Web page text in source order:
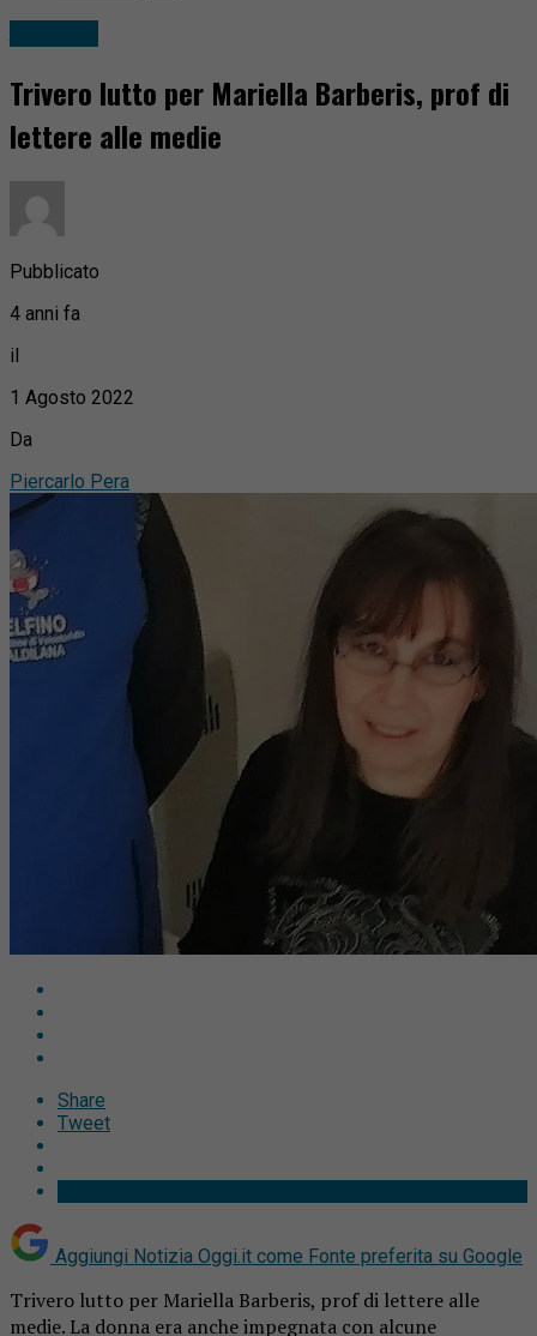
Trivero lutto per Mariella Barberis, prof di
lettere alle medie
Pubblicato
4 anni fa
il
1 Agosto 2022
Da
Piercarlo Pera
Share
Tweet
Aggiungi Notizia Oggi.it come Fonte preferita su Google
Trivero lutto per Mariella Barberis, prof di lettere alle
medie. La donna era anche impegnata con alcune